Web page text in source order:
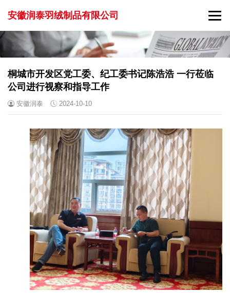
安徽润泰羽绒制品有限公司
桐城市开发区党工委、纪工委书记陈浩浩 一行莅临
公司进行视察和指导工作
安徽润泰 2024-10-10